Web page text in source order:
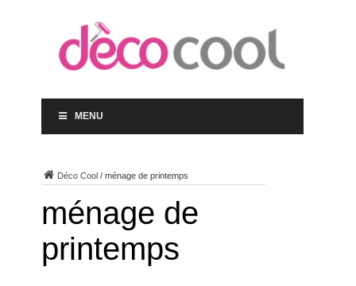
MENU
Déco Cool/ ménage de printemps
ménage de
printemps